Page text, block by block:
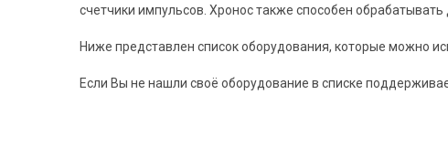
счетчики импульсов. Хронос также способен
Ниже представлен список оборудования, которые можно
Если Вы не нашли своё оборудование в списке